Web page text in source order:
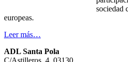
sociedad
europeas.
Leer más…
ADL Santa Pola
C/Astilleros, 4. 03130